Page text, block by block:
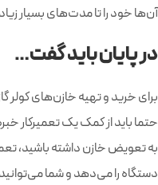
آن‌ها خود را تا مدت‌های بسیار
در پایان باید گفت…
برای خرید و تهیه خازن‌های کولر
حتما باید از کمک یک تعمیرکار
به تعویض خازن داشته باشید،
دستگاه را می‌دهد و شما